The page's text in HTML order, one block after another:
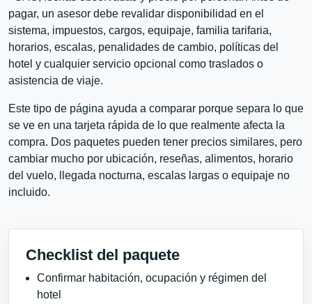
pagar, un asesor debe revalidar disponibilidad en el
sistema, impuestos, cargos, equipaje, familia tarifaria,
horarios, escalas, penalidades de cambio, políticas del
hotel y cualquier servicio opcional como traslados o
asistencia de viaje.
Este tipo de página ayuda a comparar porque separa lo que
se ve en una tarjeta rápida de lo que realmente afecta la
compra. Dos paquetes pueden tener precios similares, pero
cambiar mucho por ubicación, reseñas, alimentos, horario
del vuelo, llegada nocturna, escalas largas o equipaje no
incluido.
Checklist del paquete
Confirmar habitación, ocupación y régimen del
hotel